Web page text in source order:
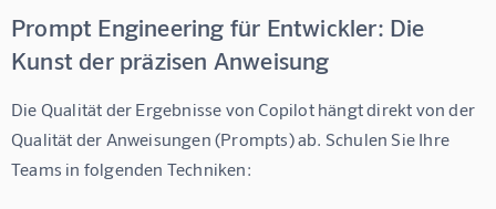
Prompt Engineering für Entwickler: Die
Kunst der präzisen Anweisung
Die Qualität der Ergebnisse von Copilot hängt direkt von der
Qualität der Anweisungen (Prompts) ab. Schulen Sie Ihre
Teams in folgenden Techniken: